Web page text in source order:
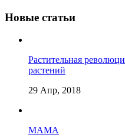
Новые статьи
Растительная
растений
29 Апр, 2018
МАМА